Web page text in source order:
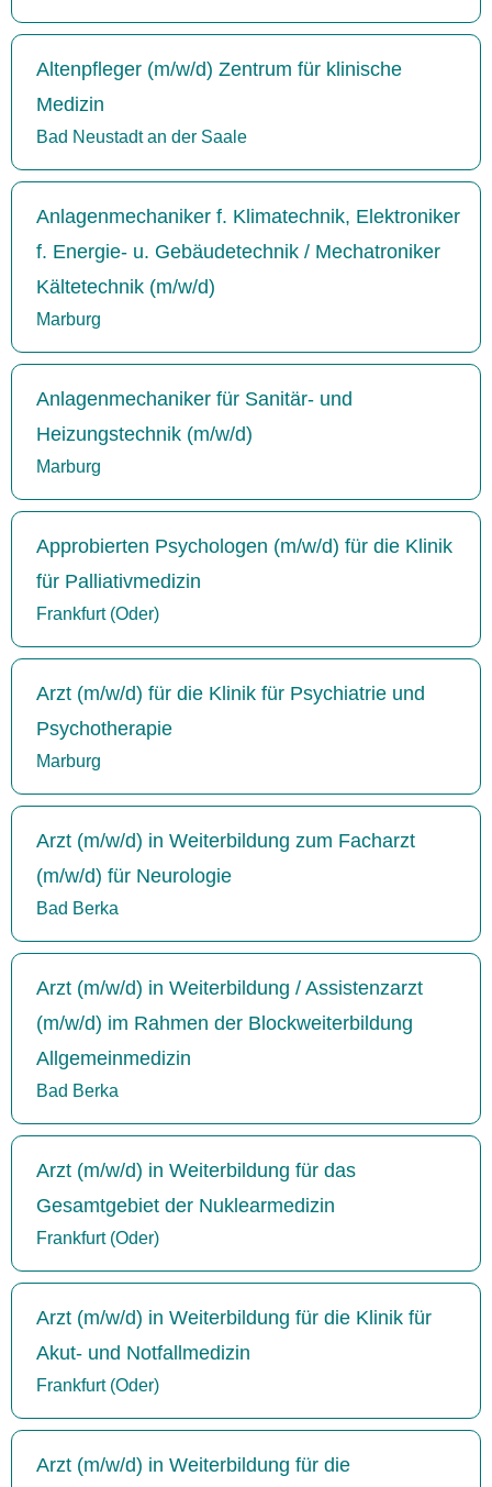
Altenpfleger (m/w/d) Zentrum für klinische
Medizin
Bad Neustadt an der Saale
Anlagenmechaniker f. Klimatechnik, Elektroniker
f. Energie- u. Gebäudetechnik / Mechatroniker
Kältetechnik (m/w/d)
Marburg
Anlagenmechaniker für Sanitär- und
Heizungstechnik (m/w/d)
Marburg
Approbierten Psychologen (m/w/d) für die Klinik
für Palliativmedizin
Frankfurt (Oder)
Arzt (m/w/d) für die Klinik für Psychiatrie und
Psychotherapie
Marburg
Arzt (m/w/d) in Weiterbildung zum Facharzt
(m/w/d) für Neurologie
Bad Berka
Arzt (m/w/d) in Weiterbildung / Assistenzarzt
(m/w/d) im Rahmen der Blockweiterbildung
Allgemeinmedizin
Bad Berka
Arzt (m/w/d) in Weiterbildung für das
Gesamtgebiet der Nuklearmedizin
Frankfurt (Oder)
Arzt (m/w/d) in Weiterbildung für die Klinik für
Akut- und Notfallmedizin
Frankfurt (Oder)
Arzt (m/w/d) in Weiterbildung für die